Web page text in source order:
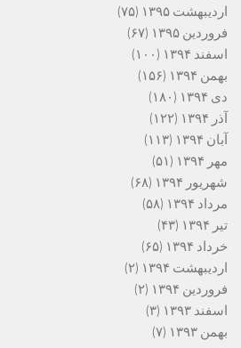
اردیبهشت ۱۳۹۵
(۷۵)
فروردین ۱۳۹۵
(۶۷)
اسفند ۱۳۹۴
(۱۰۰)
بهمن ۱۳۹۴
(۱۵۶)
دی ۱۳۹۴
(۱۸۰)
آذر ۱۳۹۴
(۱۲۲)
آبان ۱۳۹۴
(۱۱۳)
مهر ۱۳۹۴
(۵۱)
شهریور ۱۳۹۴
(۶۸)
مرداد ۱۳۹۴
(۵۸)
تیر ۱۳۹۴
(۴۳)
خرداد ۱۳۹۴
(۶۵)
اردیبهشت ۱۳۹۴
(۲)
فروردین ۱۳۹۴
(۲)
اسفند ۱۳۹۳
(۳)
بهمن ۱۳۹۳
(۷)